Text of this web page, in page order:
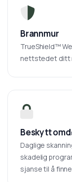
Brannmur
TrueShield™
nettstedet ditt
Beskytt
Daglige
skadelig
sjanse til å